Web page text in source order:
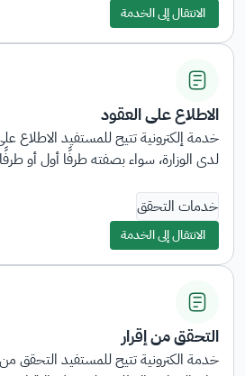
الاطلاع على العقود
خدمة إلكترونية تتيح للمستفيد الاطلاع
لدى الوزارة، سواء بصفته طرفًا أول أو طرفًا
خدمات التحقق
التحقق من إقرار
خدمة الكترونية تتيح للمستفيد التحقق